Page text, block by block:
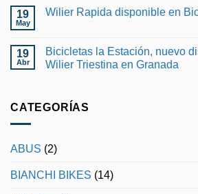
comentarios
PARA
RECORDAR
EN
ITALIA
19
May
Wilier Rapida disponible en
en
Wilier
Rapida
la
19
Abr
Bicicletas la Estación, nuevo
Wilier Triestina en Granada
en
Bicicletas
distribuidor
Wilier
CATEGORÍAS
ABUS (2)
BIANCHI BIKES (14)